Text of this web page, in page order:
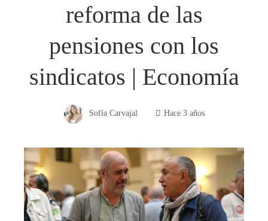
reforma de las
pensiones con los
sindicatos | Economía
Sofía Carvajal Hace 3 años